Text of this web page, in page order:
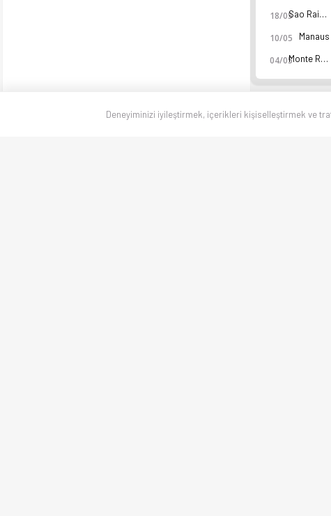
18/05 Sao Raimundo EC RR
10/05 Manaus
04/05 Monte Roraima RR
Deneyiminizi iyileştirmek, içerikleri kişiselleştirmek ve